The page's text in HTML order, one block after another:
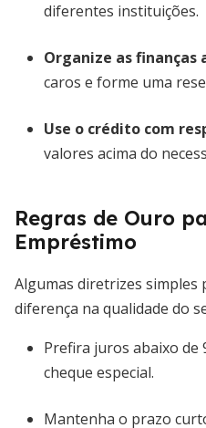
diferentes instituições.
Organize as finanças
caros e forme uma
Use o crédito com
valores acima do
Regras de Ouro
Empréstimo
Algumas diretrizes simples
diferença na qualidade do
Prefira juros abaixo de
cheque especial.
Mantenha o prazo